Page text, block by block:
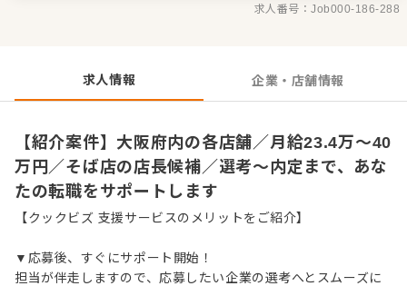
求人番号：Job000-186-288
求人情報 企業・店舗情報
【紹介案件】大阪府内の各店舗／月給23.4万～40
万円／そば店の店長候補／選考～内定まで、あな
たの転職をサポートします
【クックビズ 支援サービスのメリットをご紹介】
▼応募後、すぐにサポート開始！
担当が伴走しますので、応募したい企業の選考へとスムーズに